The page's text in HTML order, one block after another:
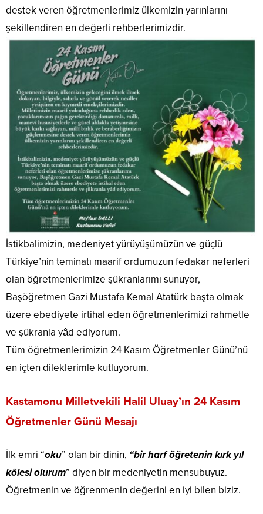
destek veren öğretmenlerimiz ülkemizin yarınlarını
şekillendiren en değerli rehberlerimizdir.
İstikbalimizin, medeniyet yürüyüşümüzün ve güçlü
Türkiye’nin teminatı maarif ordumuzun fedakar neferleri
olan öğretmenlerimize şükranlarımı sunuyor,
Başöğretmen Gazi Mustafa Kemal Atatürk başta olmak
üzere ebediyete irtihal eden öğretmenlerimizi rahmetle
ve şükranla yâd ediyorum.
Tüm öğretmenlerimizin 24 Kasım Öğretmenler Günü’nü
en içten dileklerimle kutluyorum.
Kastamonu Milletvekili Halil Uluay’ın 24 Kasım
Öğretmenler Günü Mesajı
İlk emri “oku” olan bir dinin, “bir harf öğretenin kırk yıl
kölesi olurum” diyen bir medeniyetin mensubuyuz.
Öğretmenin ve öğrenmenin değerini en iyi bilen biziz.